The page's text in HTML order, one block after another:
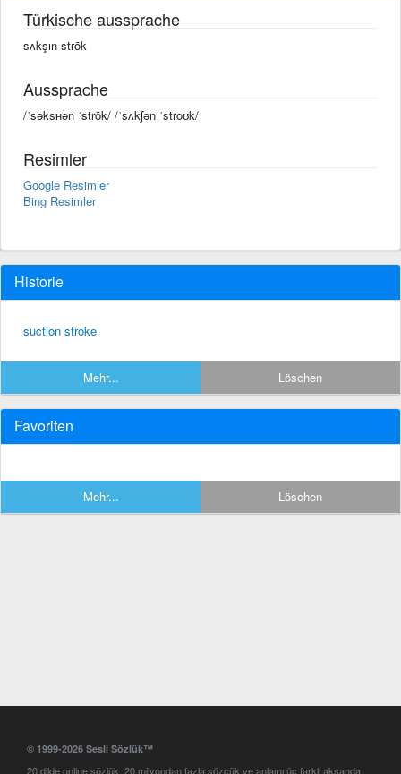
Türkische aussprache
sʌkşın strōk
Aussprache
/ˈsəksʜən ˈstrōk/ /ˈsʌkʃən ˈstroʊk/
Resimler
Google Resimler
Bing Resimler
Historie
suction stroke
Mehr... Löschen
Favoriten
Mehr... Löschen
© 1999-2026 Sesli Sözlük™
20 dilde online sözlük. 20 milyondan fazla sözcük ve anlamı üç farklı aksanda